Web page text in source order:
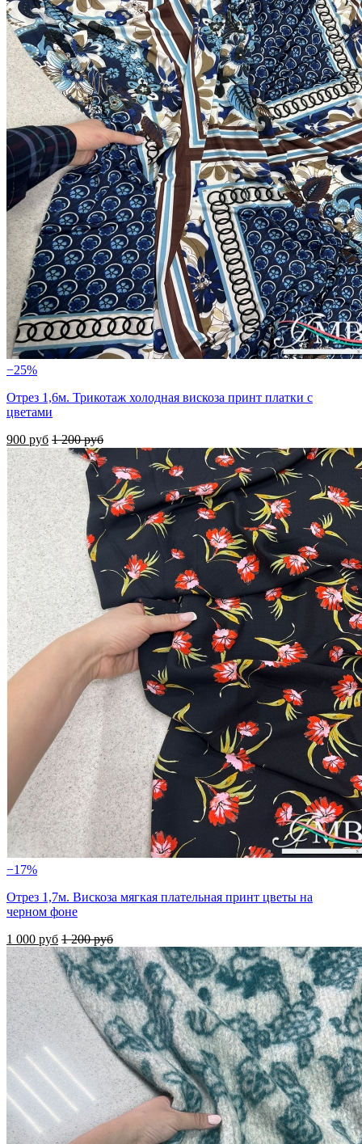
−25%
Отрез 1,6м. Трикотаж холодная вискоза принт платки с
цветами
900 руб 1 200 руб
−17%
Отрез 1,7м. Вискоза мягкая плательная принт цветы на
черном фоне
1 000 руб 1 200 руб